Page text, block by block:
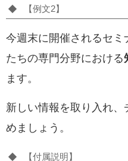
【例文2】
今週末に開催されるセ
たちの専門分野における
ます。
新しい情報を取り入れ
めましょう。
【付属説明】